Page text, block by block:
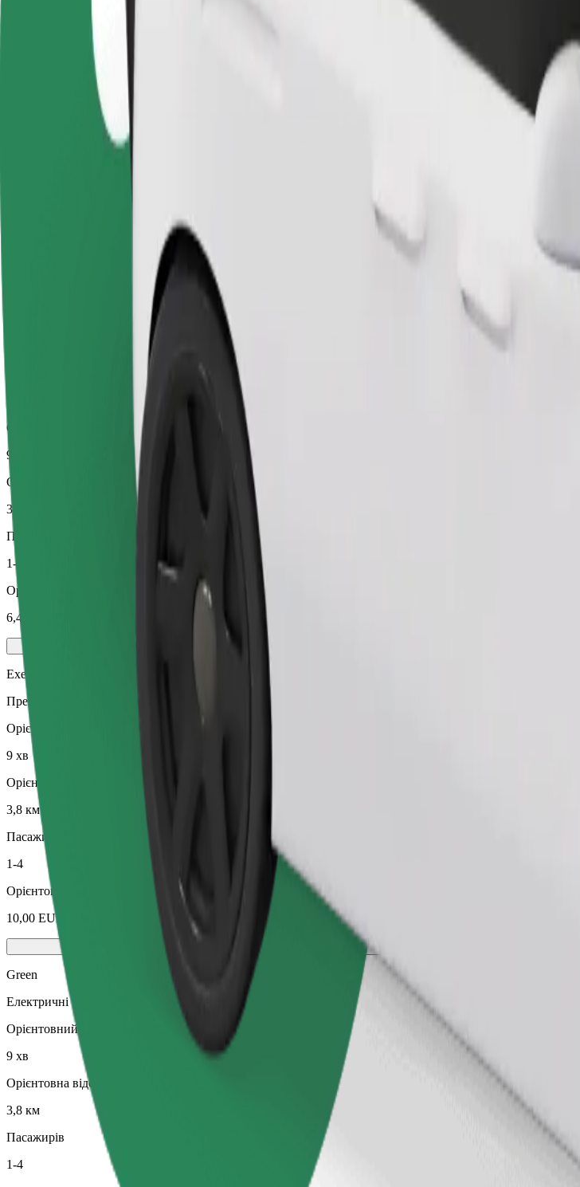
Зручність та комфорт — всього у декілька кліків!
Надійні поїздки на повсякденних авто середнього класу.
Орієнтовний час поїздки
Просторі поїздки з більшим простором для ніг та місцем для зберігання речей
Орієнтовний час поїздки
9 хв
Орієнтовна відстань
3,8 км
Пасажирів
1-4
Орієнтовна вартість
6,40 EUR
Executive
Преміум-авто середнього класу з підвищеним комфортом
Орієнтовний час поїздки
9 хв
Орієнтовна відстань
3,8 км
Пасажирів
1-4
Орієнтовна вартість
10,00 EUR
Green
Електричні та гібридні авто
Орієнтовний час поїздки
9 хв
Орієнтовна відстань
3,8 км
Пасажирів
1-4